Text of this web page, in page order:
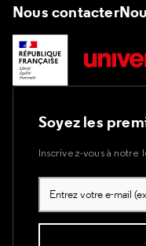
Nous contacter
Soyez les
Inscrivez-vous à notre